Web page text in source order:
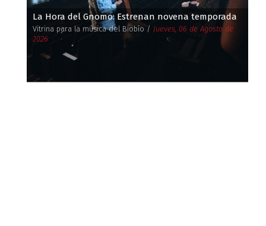
La Hora del Gnomo: Estrenan novena temporada
Vitrina para la música del Biobío / Jueves, 06 de Agosto de
2026